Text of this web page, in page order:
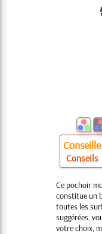
Conseille
Conseils
Ce pochoir
constitue un
toutes les
suggérées,
votre choix,